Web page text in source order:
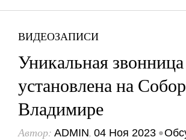
ВИДЕОЗАПИСИ
Уникальная
установлена на
Владимире
Автор: ADMIN, 04 Ноя 2023 •